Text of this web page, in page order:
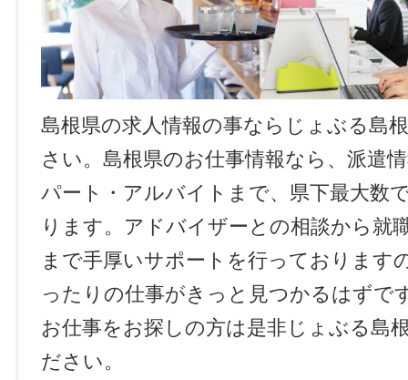
島根県の求人情報の事ならじょぶる島
さい。島根県のお仕事情報なら、派遣
パート・アルバイトまで、県下最大数
ります。アドバイザーとの相談から就
まで手厚いサポートを行っております
ったりの仕事がきっと見つかるはずで
お仕事をお探しの方は是非じょぶる島
ださい。